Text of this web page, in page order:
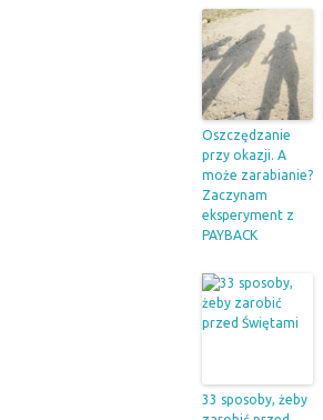
Oszczędzanie
przy okazji. A
może zarabianie?
Zaczynam
eksperyment z
PAYBACK
33 sposoby, żeby